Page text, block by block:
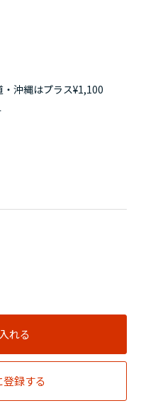
沖縄はプラス¥1,100
れる
録する